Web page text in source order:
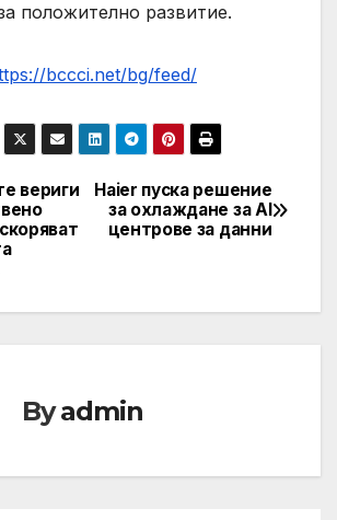
положително развитие.
bccci.net/bg/feed/
Haier пуска решение
за охлаждане за AI
центрове за данни
вериги
Byadmin